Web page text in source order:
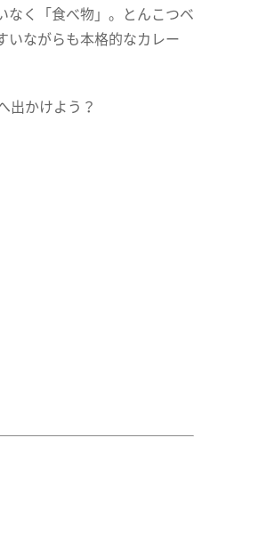
なく「食べ物」。とんこつベ
いながらも本格的なカレー
出かけよう？